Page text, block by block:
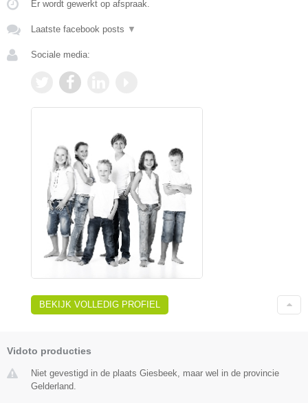
Er wordt gewerkt op afspraak.
Laatste facebook posts ▼
Sociale media:
BEKIJK VOLLEDIG PROFIEL
Vidoto producties
Niet gevestigd in de plaats Giesbeek, maar wel in de provincie
Gelderland.